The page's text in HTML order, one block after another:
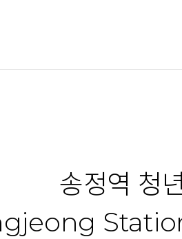
송정역 청